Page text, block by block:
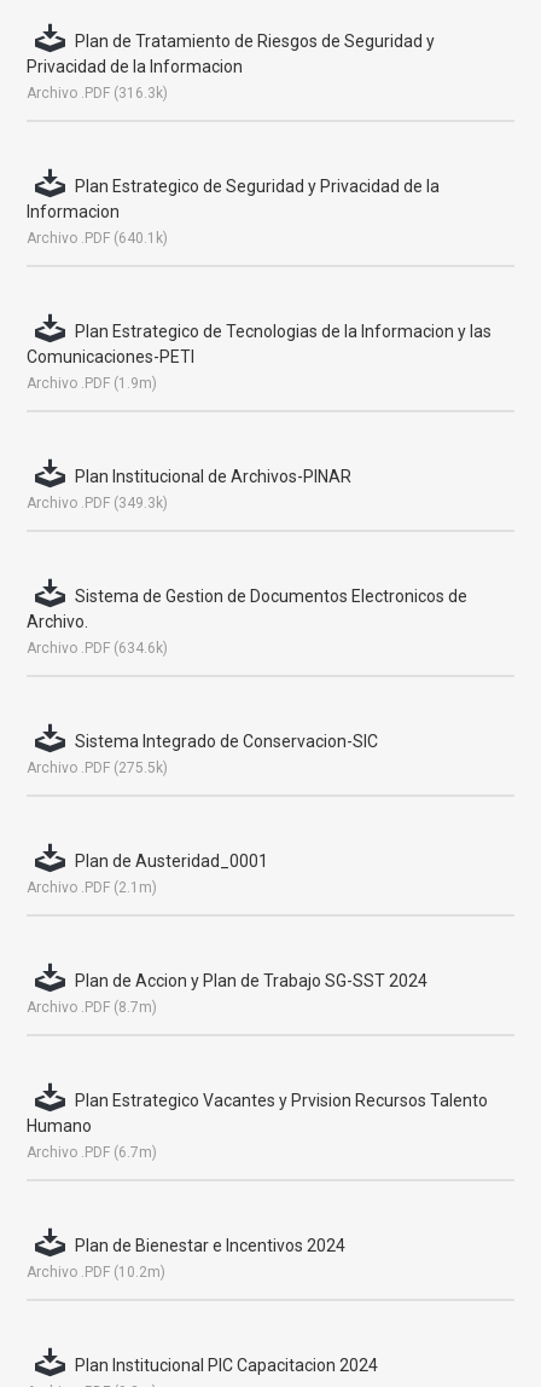
Plan de Tratamiento de Riesgos de Seguridad y
Privacidad de la Informacion
Archivo .PDF (316.3k)
Plan Estrategico de Seguridad y Privacidad de la
Informacion
Archivo .PDF (640.1k)
Plan Estrategico de Tecnologias de la Informacion y las
Comunicaciones-PETI
Archivo .PDF (1.9m)
Plan Institucional de Archivos-PINAR
Archivo .PDF (349.3k)
Sistema de Gestion de Documentos Electronicos de
Archivo.
Archivo .PDF (634.6k)
Sistema Integrado de Conservacion-SIC
Archivo .PDF (275.5k)
Plan de Austeridad_0001
Archivo .PDF (2.1m)
Plan de Accion y Plan de Trabajo SG-SST 2024
Archivo .PDF (8.7m)
Plan Estrategico Vacantes y Prvision Recursos Talento
Humano
Archivo .PDF (6.7m)
Plan de Bienestar e Incentivos 2024
Archivo .PDF (10.2m)
Plan Institucional PIC Capacitacion 2024